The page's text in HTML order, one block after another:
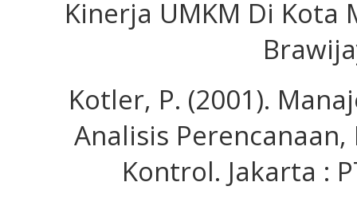
Kinerja UMKM Di Kota
Kotler, P. (2001).
Analisis
Kontrol. Jakarta :